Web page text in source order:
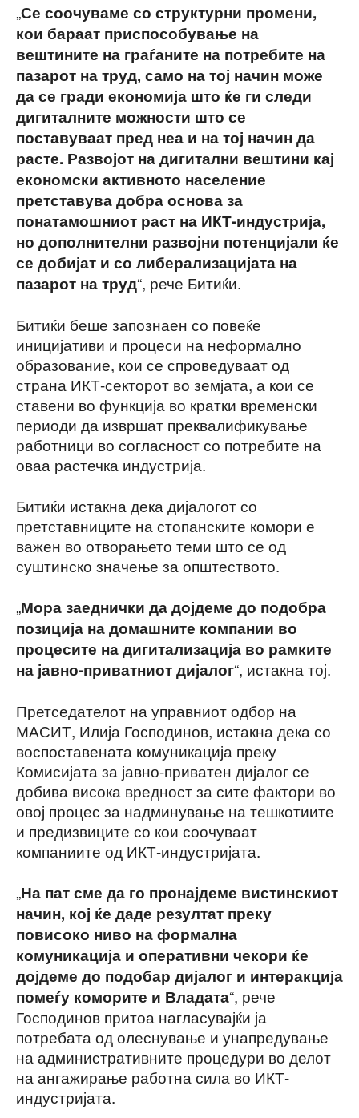
„Се соочуваме со структурни промени,
кои бараат приспособување на
вештините на граѓаните на потребите на
пазарот на труд, само на тој начин може
да се гради економија што ќе ги следи
дигиталните можности што се
поставуваат пред неа и на тој начин да
расте. Развојот на дигитални вештини кај
економски активното население
претставува добра основа за
понатамошниот раст на ИКТ-индустрија,
но дополнителни развојни потенцијали ќе
се добијат и со либерализацијата на
пазарот на труд“, рече Битиќи.
Битиќи беше запознаен со повеќе
иницијативи и процеси на неформално
образование, кои се спроведуваат од
страна ИКТ-секторот во земјата, а кои се
ставени во функција во кратки временски
периоди да извршат преквалификување
работници во согласност со потребите на
оваа растечка индустрија.
Битиќи истакна дека дијалогот со
претставниците на стопанските комори е
важен во отворањето теми што се од
суштинско значење за општеството.
„Мора заеднички да дојдеме до подобра
позиција на домашните компании во
процесите на дигитализација во рамките
на јавно-приватниот дијалог“, истакна тој.
Претседателот на управниот одбор на
МАСИТ, Илија Господинов, истакна дека со
воспоставената комуникација преку
Комисијата за јавно-приватен дијалог се
добива висока вредност за сите фактори во
овој процес за надминување на тешкотиите
и предизвиците со кои соочуваат
компаниите од ИКТ-индустријата.
„На пат сме да го пронајдеме вистинскиот
начин, кој ќе даде резултат преку
повисоко ниво на формална
комуникација и оперативни чекори ќе
дојдеме до подобар дијалог и интеракција
помеѓу коморите и Владата“, рече
Господинов притоа нагласувајќи ја
потребата од олеснување и унапредување
на административните процедури во делот
на ангажирање работна сила во ИКТ-
индустријата.